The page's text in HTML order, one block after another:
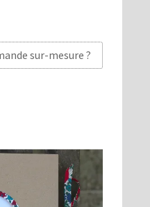
sur-mesure ?